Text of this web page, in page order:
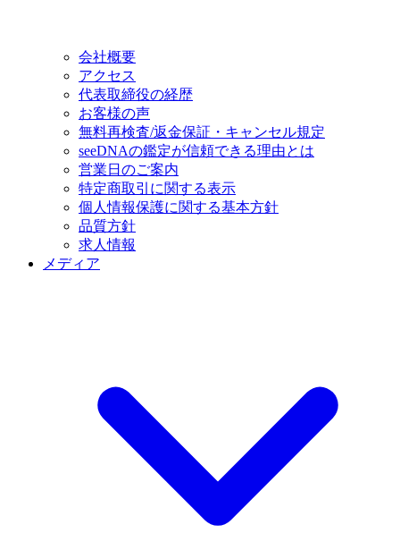
会社概要
アクセス
代表取締役の経歴
お客様の声
無料再検査/返金保証・キャンセル規定
seeDNAの鑑定が信頼できる理由とは
営業日のご案内
特定商取引に関する表示
個人情報保護に関する基本方針
品質方針
求人情報
メディア